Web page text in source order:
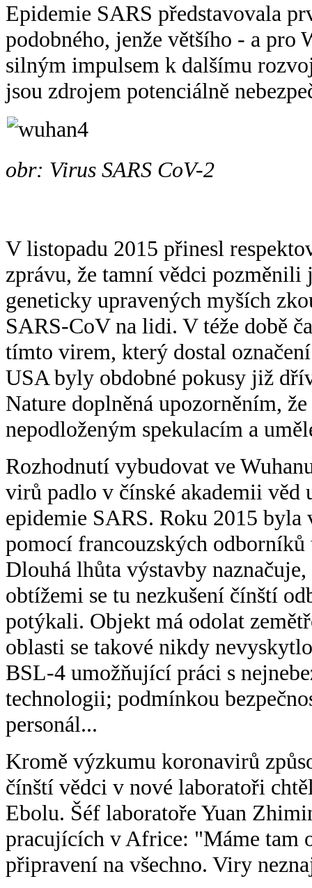
Epidemie SARS představovala
podobného, jenže většího - a
silným impulsem k dalšímu
jsou zdrojem potenciálně
obr: Virus SARS CoV-2
V listopadu 2015 přinesl
zprávu, že tamní vědci
geneticky upravených myších
SARS-CoV na lidi. V téže době
tímto virem, který dostal
USA byly obdobné pokusy již
Nature doplněná upozorněním,
nepodloženým spekulacím a
Rozhodnutí vybudovat ve
virů padlo v čínské akademii věd
epidemie SARS. Roku 2015
pomocí francouzských
Dlouhá lhůta výstavby
obtížemi se tu nezkušení čínští
potýkali. Objekt má odolat
oblasti se takové nikdy
BSL-4 umožňující práci s
technologii; podmínkou
personál...
Kromě výzkumu koronavirů
čínští vědci v nové laboratoři
Ebolu. Šéf laboratoře Yuan
pracujících v Africe: "Máme tam
připravení na všechno. Viry